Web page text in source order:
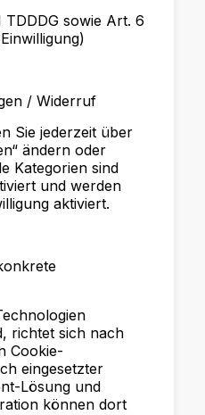
TDDDG sowie Art. 6
/ Widerruf
Sie jederzeit über
ändern oder
Kategorien sind
und werden
aktiviert.
richtet sich nach
Cookie-
eingesetzter
Lösung und
können dort